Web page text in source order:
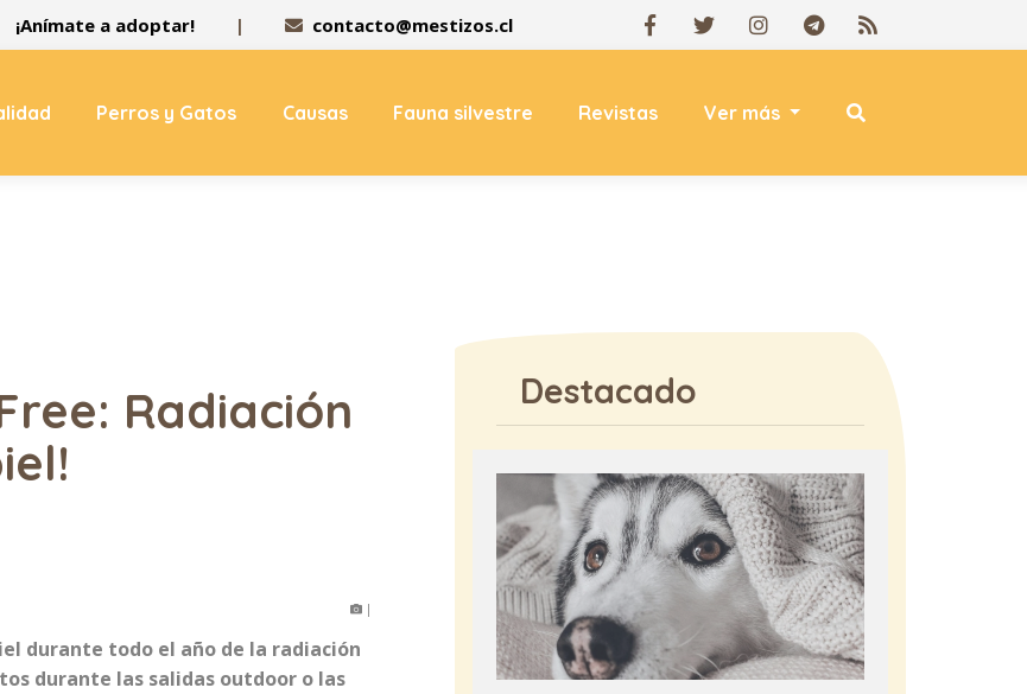
¡Anímate a adoptar! | contacto@mestizos.cl
Perros y Gatos Causas Fauna silvestre Revistas Ver más
Radiación
|
durante todo el año de la radiación
durante las salidas outdoor o las
Destacado